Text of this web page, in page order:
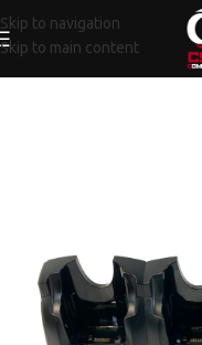
Skip to navigation
Skip to main content